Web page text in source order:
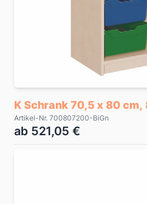
K Schrank 70,5 x 80 cm,
Artikel-Nr. 700807200-BiGn
ab 521,05 €